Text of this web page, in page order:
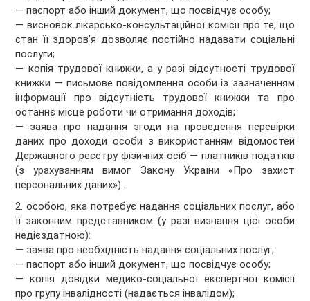
— паспорт або інший документ, що посвідчує особу;
— висновок лікарсько-консультаційної комісії про те, що
стан її здоров’я дозволяє постійно надавати соціальні
послуги;
— копія трудової книжки, а у разі відсутності трудової
книжки — письмове повідомлення особи із зазначенням
інформації про відсутність трудової книжки та про
останнє місце роботи чи отримання доходів;
— заява про надання згоди на проведення перевірки
даних про доходи особи з використанням відомостей
Державного реєстру фізичних осіб — платників податків
(з урахуванням вимог Закону України «Про захист
персональних даних»).
2. особою, яка потребує надання соціальних послуг, або
її законним представником (у разі визнання цієї особи
недієздатною):
— заява про необхідність надання соціальних послуг;
— паспорт або інший документ, що посвідчує особу;
— копія довідки медико-соціальної експертної комісії
про групу інвалідності (надається інвалідом);